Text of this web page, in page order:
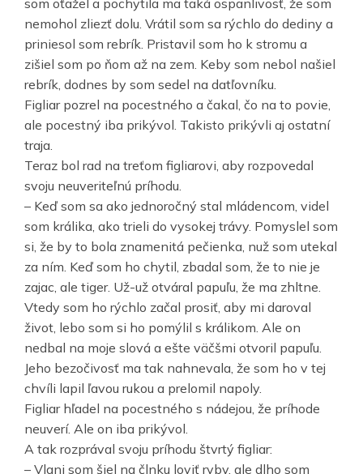
nemohol zliezť dolu. Vrátil som sa rýchlo do dediny a
priniesol som rebrík. Pristavil som ho k stromu a
zišiel som po ňom až na zem. Keby som nebol našiel
rebrík, dodnes by som sedel na datľovníku.
Figliar pozrel na pocestného a čakal, čo na to povie,
ale pocestný iba prikývol. Takisto prikývli aj ostatní
traja.
Teraz bol rad na treťom figliarovi, aby rozpovedal
svoju neuveriteľnú príhodu.
– Keď som sa ako jednoročný stal mládencom, videl
som králika, ako trieli do vysokej trávy. Pomyslel som
si, že by to bola znamenitá pečienka, nuž som utekal
za ním. Keď som ho chytil, zbadal som, že to nie je
zajac, ale tiger. Už-už otváral papuľu, že ma zhltne.
Vtedy som ho rýchlo začal prosiť, aby mi daroval
život, lebo som si ho pomýlil s králikom. Ale on
nedbal na moje slová a ešte väčšmi otvoril papuľu.
Jeho bezočivosť ma tak nahnevala, že som ho v tej
chvíli lapil ľavou rukou a prelomil napoly.
Figliar hľadel na pocestného s nádejou, že príhode
neuverí. Ale on iba prikývol.
A tak rozprával svoju príhodu štvrtý figliar:
– Vlani som šiel na člnku loviť ryby, ale dlho som